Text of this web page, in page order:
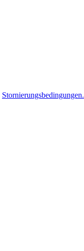
Stornierungsbedingungen.